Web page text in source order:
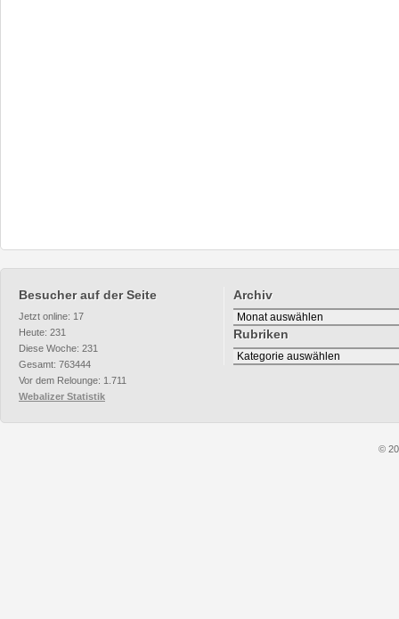
Besucher auf der Seite
Jetzt online: 17
Heute: 231
Diese Woche: 231
Gesamt: 763444
Vor dem Relounge: 1.711
Webalizer Statistik
Archiv
Archiv
Rubriken
Rubriken
©